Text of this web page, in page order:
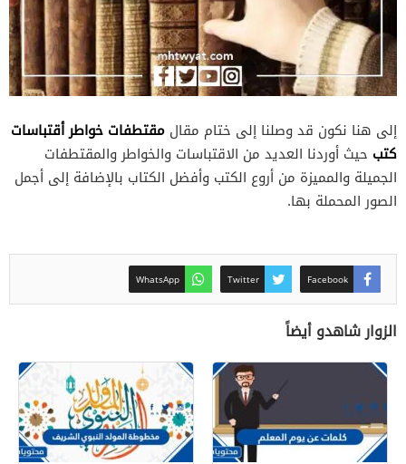
إلى هنا نكون قد وصلنا إلى ختام مقال مقتطفات خواطر أقتباسات
كتب حيث أوردنا العديد من الاقتباسات والخواطر والمقتطفات
الجميلة والمميزة من أروع الكتب وأفضل الكتاب بالإضافة إلى أجمل
الصور المحملة بها.
Facebook
Twitter
WhatsApp
الزوار شاهدو أيضاً